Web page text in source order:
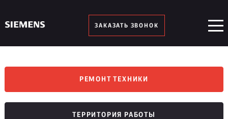
ЗАКАЗАТЬ ЗВОНОК
РЕМОНТ ТЕХНИКИ
ТЕРРИТОРИЯ РАБОТЫ